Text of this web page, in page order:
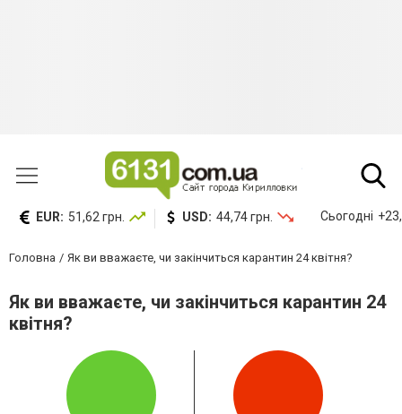
EUR: 51,62 грн. USD: 44,74 грн. Сьогодні
Головна Як ви вважаєте, чи закінчиться карантин 24 квітня?
Як ви вважаєте, чи закінчиться карантин 24
квітня?